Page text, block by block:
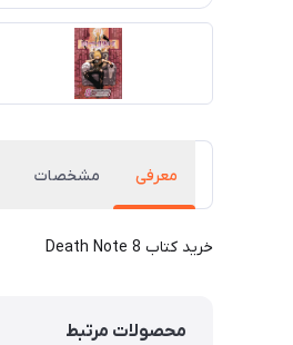
معرفی مشخصات
خرید کتاب Death Note 8
محصولات مرتبط